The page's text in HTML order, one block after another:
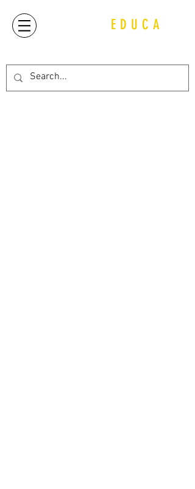
EDUCA